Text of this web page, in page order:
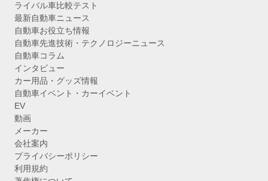
ライバル車比較テスト
最新自動車ニュース
自動車お役立ち情報
自動車先進技術・テクノロジーニュース
自動車コラム
インタビュー
カー用品・グッズ情報
自動車イベント・カーイベント
EV
動画
メーカー
会社案内
プライバシーポリシー
利用規約